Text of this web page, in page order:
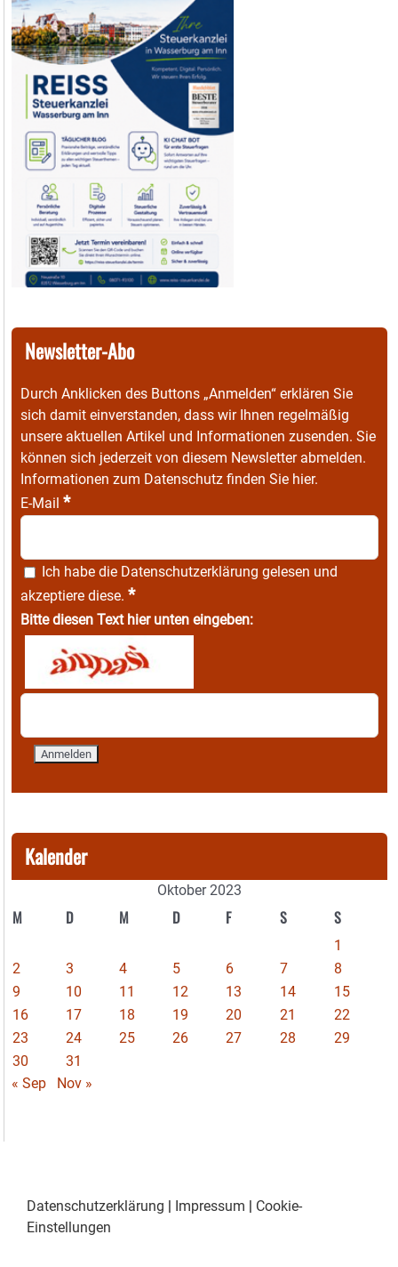
Newsletter-Abo
Durch Anklicken des Buttons „Anmelden“ erklären Sie
sich damit einverstanden, dass wir Ihnen regelmäßig
unsere aktuellen Artikel und Informationen zusenden. Sie
können sich jederzeit von diesem Newsletter abmelden.
Informationen zum Datenschutz finden Sie hier.
E-Mail *
Ich habe die Datenschutzerklärung gelesen und
akzeptiere diese. *
Bitte diesen Text hier unten eingeben:
Kalender
Oktober 2023
M D M D F S S
1
2
3 4 5 6 7
8
9
10 11 12 13 14
15
16
17 18 19 20 21
22
23
24 25 26 27 28
29
30
31
« Sep
Nov »
Datenschutzerklärung | Impressum | Cookie-
Einstellungen